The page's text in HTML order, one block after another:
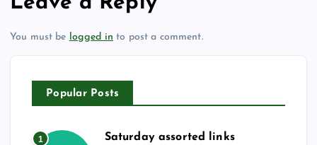
You must be logged in to post a comment.
Popular Posts
1 Saturday assorted links